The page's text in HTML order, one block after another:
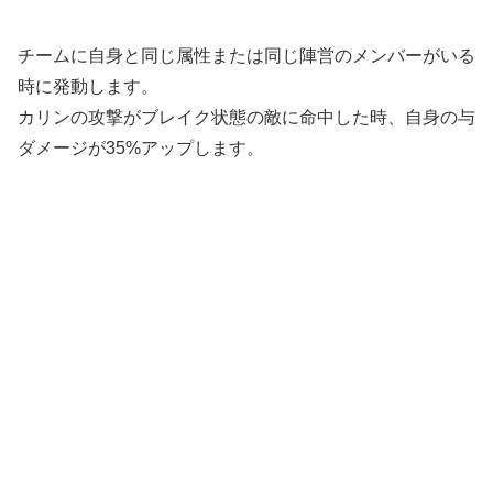
チームに自身と同じ属性または同じ陣営のメンバーがいる
時に発動します。
カリンの攻撃がブレイク状態の敵に命中した時、自身の与
ダメージが35%アップします。